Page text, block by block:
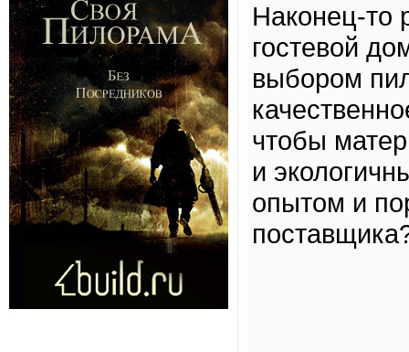
Наконец-то
гостевой
выбором
чтобы
и
опытом и